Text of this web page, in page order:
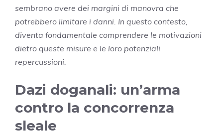
sembrano avere dei margini di manovra che
potrebbero limitare i danni. In questo contesto,
diventa fondamentale comprendere le motivazioni
dietro queste misure e le loro potenziali
repercussioni.
Dazi doganali: un’arma
contro la concorrenza
sleale